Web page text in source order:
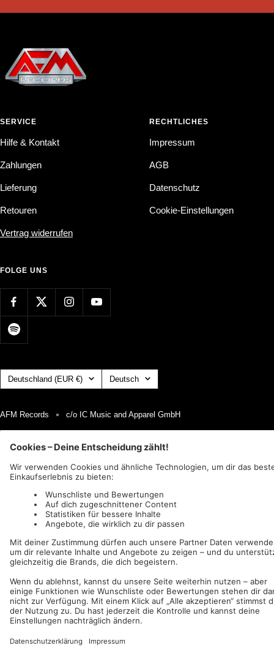
SERVICE
Hilfe & Kontakt
Zahlungen
Lieferung
Retouren
Vertrag widerrufen
RECHTLICHES
Impressum
AGB
Datenschutz
Cookie-Einstellungen
FOLGE UNS
Land/Region Deutschland (EUR €) Sprache
Deutsch
AFM Records c/o IC Music and Apparel GmbH
Wir akzeptieren